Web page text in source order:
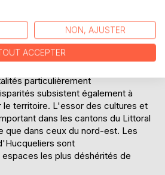
est l'une des plus faibles du
sont moins bien équipées
et de Béthune. Le retard
conditions naturelles
particulièrement
subsistent également à
le territoire. L'essor des cultures et
dans les cantons du Littoral
que dans ceux du nord-est. Les
sont
les plus déshérités de
NON, AJUSTER
ACCEPTER